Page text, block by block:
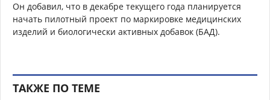
Он добавил, что в декабре текущего года планируется
начать пилотный проект по маркировке медицинских
изделий и биологически активных добавок (БАД).
ТАКЖЕ ПО ТЕМЕ